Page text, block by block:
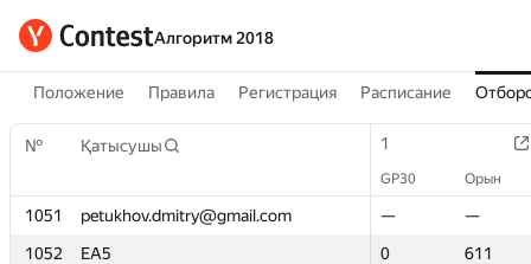
Алгоритм 2018
Положение Правила Регистрация Расписание
№ Қатысушы 1
GP30 Орын
1051 petukhov.dmitry@gmail.com —
—
1052
EA5 0
611
№ Қатысушы 1
GP30 Орын
1051 petukhov.dmitry@gmail.com —
—
1052
EA5 0
611